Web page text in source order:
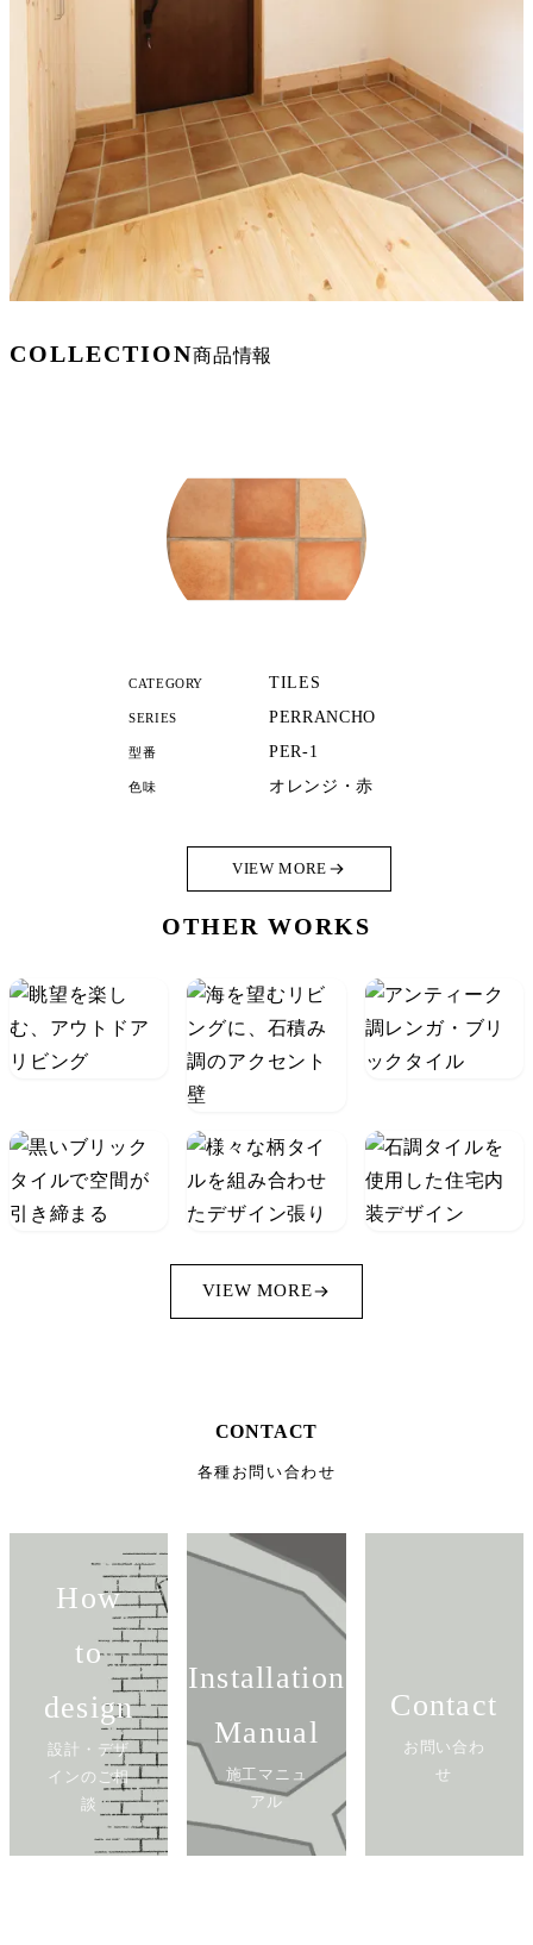
COLLECTION商品情報
CATEGORY TILES
SERIES PERRANCHO
型番 PER-1
色味 オレンジ・赤
VIEW MORE
OTHER WORKS
VIEW MORE
CONTACT
各種お問い合わせ
How
to
design
設計・デザ
インのご相
談
Installation
Manual
施工マニュ
アル
Contact
お問い合わ
せ